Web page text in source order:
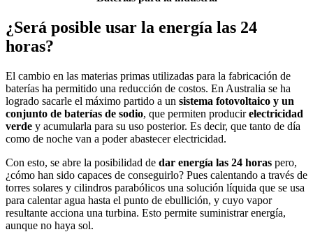
¿Será posible usar la energía las 24
horas?
El cambio en las materias primas utilizadas para la fabricación de
baterías ha permitido una reducción de costos. En Australia se ha
logrado sacarle el máximo partido a un sistema fotovoltaico y un
conjunto de baterías de sodio, que permiten producirelectricidad
verde y acumularla para su uso posterior. Es decir, que tanto de día
como de noche van a poder abastecer electricidad.
Con esto, se abre la posibilidad de dar energía las 24 horas pero,
¿cómo han sido capaces de conseguirlo? Pues calentando a través de
torres solares y cilindros parabólicos una solución líquida que se usa
para calentar agua hasta el punto de ebullición, y cuyo vapor
resultante acciona una turbina. Esto permite suministrar energía,
aunque no haya sol.